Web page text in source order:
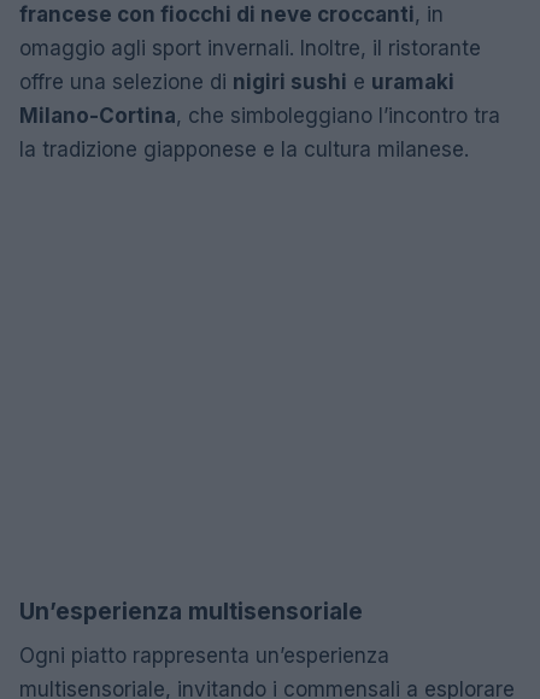
francese con fiocchi di neve croccanti, in
omaggio agli sport invernali. Inoltre, il ristorante
offre una selezione di nigiri sushi e uramaki
Milano-Cortina, che simboleggiano l’incontro tra
la tradizione giapponese e la cultura milanese.
Un’esperienza multisensoriale
Ogni piatto rappresenta un’esperienza
multisensoriale, invitando i commensali a esplorare